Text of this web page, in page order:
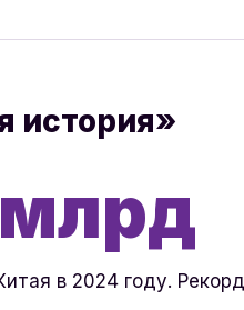
история»
в 2024 году.